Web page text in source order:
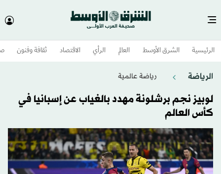
الرئيسية الشرق الأوسط​ العالم الرأي الاقتصاد ثقافة وفنون
الرياضة رياضة عالمية
لوبيز نجم برشلونة مهدد بالغياب عن إسبانيا في
كأس العالم